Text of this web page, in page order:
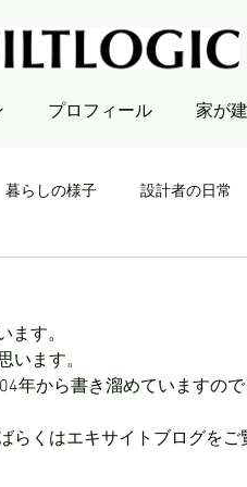
プロフィール 家が
暮らしの様子 設計者の日常
ます。
います。
年から書き溜めていますので
くはエキサイトブログをご